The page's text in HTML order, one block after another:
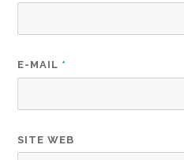
E-MAIL *
SITE WEB